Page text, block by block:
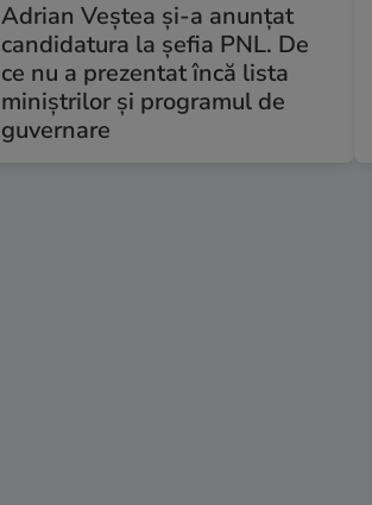
Adrian Veștea și-a anunțat
candidatura la șefia PNL. De
ce nu a prezentat încă lista
miniștrilor și programul de
guvernare